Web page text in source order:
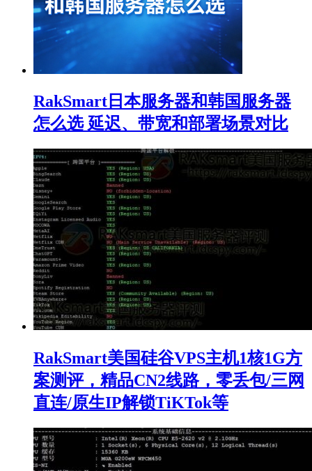
RakSmart日本服务器和韩国服务器
怎么选 延迟、带宽和部署场景对比
RakSmart美国硅谷VPS主机1核1G方
案测评，精品CN2线路，零丢包/三网
直连/原生IP解锁TiKTok等